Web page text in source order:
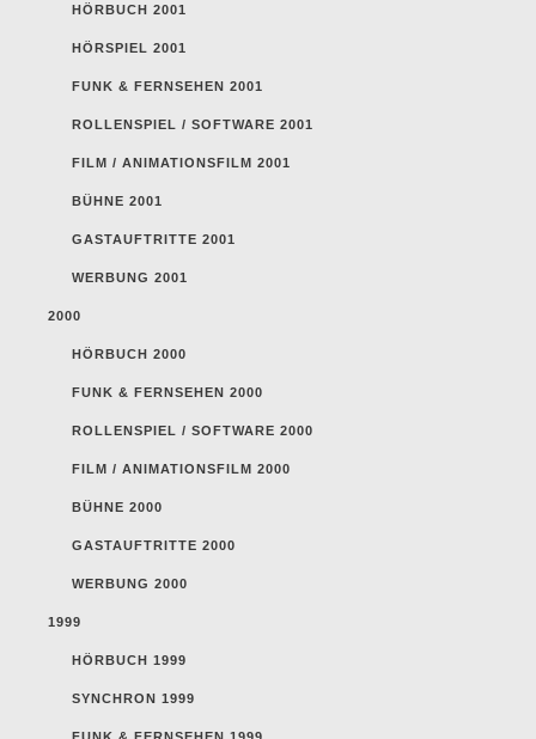
HÖRBUCH 2001
HÖRSPIEL 2001
FUNK & FERNSEHEN 2001
ROLLENSPIEL / SOFTWARE 2001
FILM / ANIMATIONSFILM 2001
BÜHNE 2001
GASTAUFTRITTE 2001
WERBUNG 2001
2000
HÖRBUCH 2000
FUNK & FERNSEHEN 2000
ROLLENSPIEL / SOFTWARE 2000
FILM / ANIMATIONSFILM 2000
BÜHNE 2000
GASTAUFTRITTE 2000
WERBUNG 2000
1999
HÖRBUCH 1999
SYNCHRON 1999